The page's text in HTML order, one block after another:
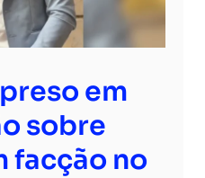
em
sobre
facção no